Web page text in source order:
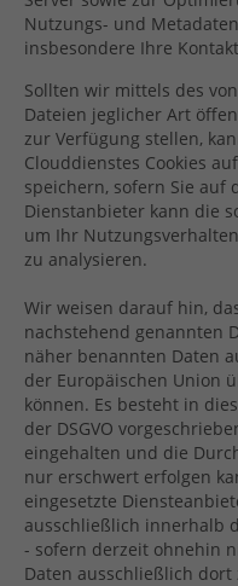
Nutzungs- und
insbesondere Ihre
Sollten wir mittels des
Dateien jeglicher Art
zur Verfügung stellen,
Clouddienstes Cookies
speichern, sofern Sie auf
Dienstanbieter kann die
um Ihr
zu analysieren.
Wir weisen darauf hin,
nachstehend genannten
näher benannten Daten
der Europäischen Union
können. Es besteht in
der DSGVO
eingehalten und die
nur erschwert erfolgen
eingesetzte
ausschließlich innerhalb
- sofern derzeit ohnehin
Daten ausschließlich